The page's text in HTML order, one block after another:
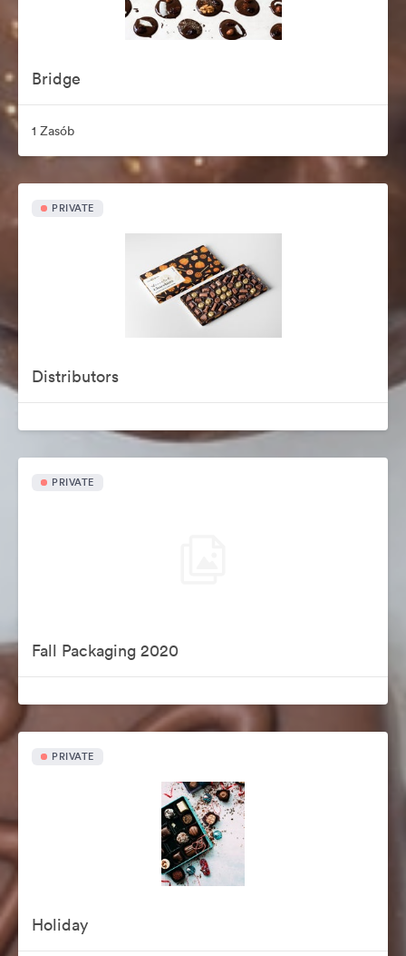
Bridge
1 Zasób
PRIVATE
Distributors
PRIVATE
Fall Packaging 2020
PRIVATE
Holiday